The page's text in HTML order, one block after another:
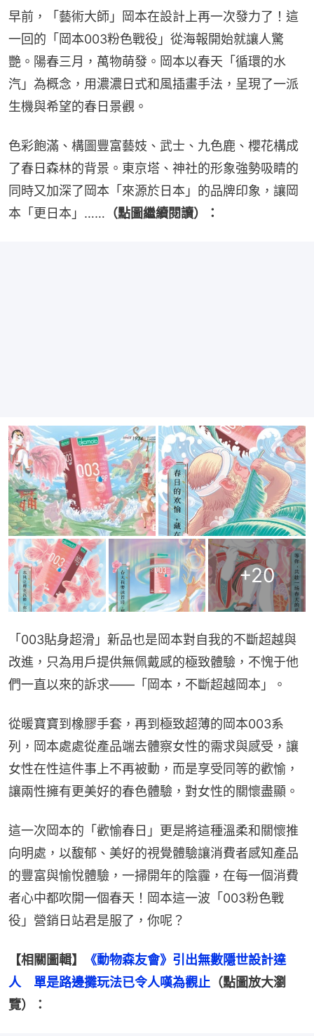
早前，「藝術大師」岡本在設計上再一次發力了！這
一回的「岡本003粉色戰役」從海報開始就讓人驚
艷。陽春三月，萬物萌發。岡本以春天「循環的水
汽」為概念，用濃濃日式和風插畫手法，呈現了一派
生機與希望的春日景觀。
色彩飽滿、構圖豐富藝妓、武士、九色鹿、櫻花構成
了春日森林的背景。東京塔、神社的形象強勢吸睛的
同時又加深了岡本「來源於日本」的品牌印象，讓岡
本「更日本」…… （點圖繼續閱讀）：
+20
「003貼身超滑」新品也是岡本對自我的不斷超越與
改進，只為用戶提供無佩戴感的極致體驗，不愧于他
們一直以來的訴求——「岡本，不斷超越岡本」。
從暖寶寶到橡膠手套，再到極致超薄的岡本003系
列，岡本處處從產品端去體察女性的需求與感受，讓
女性在性這件事上不再被動，而是享受同等的歡愉，
讓兩性擁有更美好的春色體驗，對女性的關懷盡顯。
這一次岡本的「歡愉春日」更是將這種溫柔和關懷推
向明處，以馥郁、美好的視覺體驗讓消費者感知產品
的豐富與愉悅體驗，一掃開年的陰霾，在每一個消費
者心中都吹開一個春天！岡本這一波「003粉色戰
役」營銷日站君是服了，你呢？
【相關圖輯】
《動物森友會》引出無數隱世設計達
人　單是路邊攤玩法已令人嘆為觀止 （點圖放大瀏
覽）：